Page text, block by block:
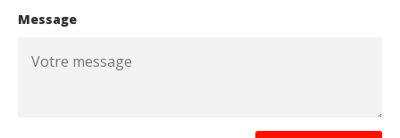
Message